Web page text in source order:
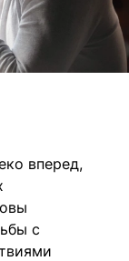
вперед,
с